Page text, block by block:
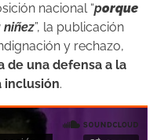
nacional “porque
niñez”, la publicación
y rechazo,
de una defensa a la
inclusión.